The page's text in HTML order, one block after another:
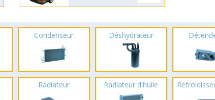
Condenseur Déshydrateur
Radiateur Radiateur d'huile